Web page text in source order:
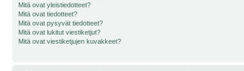
Mitä ovat yleistiedotteet?
Mitä ovat tiedotteet?
Mitä ovat pysyvät tiedotteet?
Mitä ovat lukitut viestiketjut?
Mitä ovat viestiketjujen kuvakkeet?